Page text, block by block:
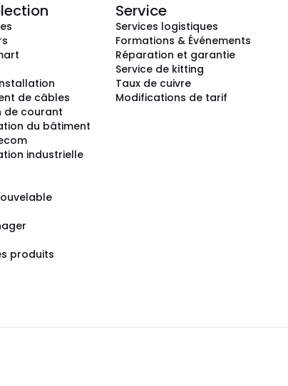
de câbles
de courant
du bâtiment
industrielle
produits
Service
Services logistiques
Formations & Événements
Réparation et garantie
Service de kitting
Taux de cuivre
Modifications de tarif